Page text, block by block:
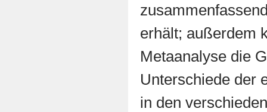
erhält; außerdem
Metaanalyse die
Unterschiede der
in den